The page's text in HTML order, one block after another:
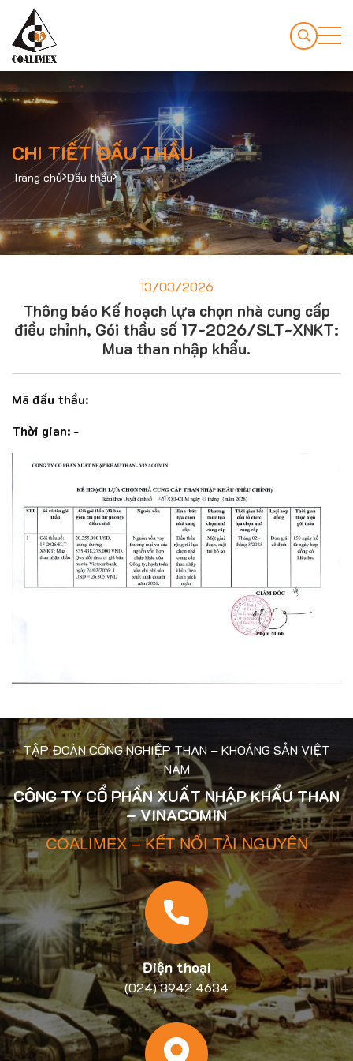
CHI TIẾT ĐẤU THẦU
Trang chủ Đấu thầu
13/03/2026
Thông báo Kế hoạch lựa chọn nhà cung cấp
điều chỉnh, Gói thầu số 17-2026/SLT-XNKT:
Mua than nhập khẩu.
Mã đấu thầu:
Thời gian:-
TẬP ĐOÀN CÔNG NGHIỆP THAN – KHOÁNG SẢN VIỆT
NAM
CÔNG TY CỔ PHẦN XUẤT NHẬP KHẨU THAN
– VINACOMIN
COALIMEX – KẾT NỐI TÀI NGUYÊN
Điện thoại
(024) 3942 4634